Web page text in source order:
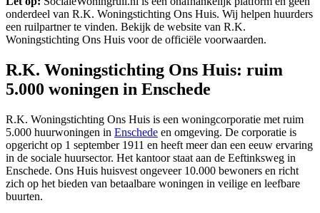
onderdeel van R.K. Woningstichting Ons Huis. Wij helpen huurders
een ruilpartner te vinden. Bekijk de website van R.K.
Woningstichting Ons Huis voor de officiële voorwaarden.
R.K. Woningstichting Ons Huis: ruim
5.000 woningen in Enschede
R.K. Woningstichting Ons Huis is een woningcorporatie met ruim
5.000 huurwoningen in Enschede en omgeving. De corporatie is
opgericht op 1 september 1911 en heeft meer dan een eeuw ervaring
in de sociale huursector. Het kantoor staat aan de Eeftinksweg in
Enschede. Ons Huis huisvest ongeveer 10.000 bewoners en richt
zich op het bieden van betaalbare woningen in veilige en leefbare
buurten.